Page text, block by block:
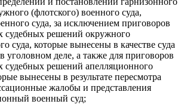
(флотского) военного суда,
суда, за исключением приговоров
судебных решений окружного
суда, которые вынесены в качестве суда
уголовном деле, а также для приговоров
решений апелляционного
вынесены в результате пересмотра
жалобы и представления
военный суд;